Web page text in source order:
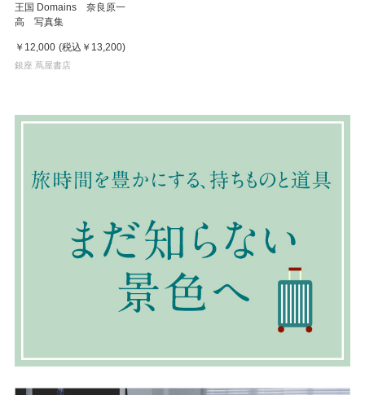
王国 Domains 奈良原一
高 写真集
￥12,000 (税込 ￥13,200)
銀座 蔦屋書店